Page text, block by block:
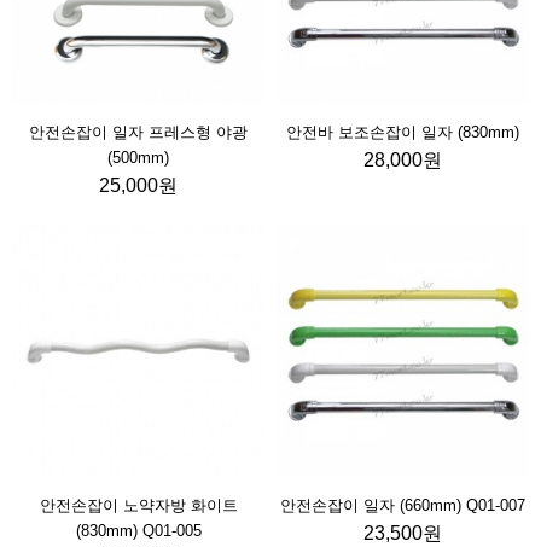
안전손잡이 일자 프레스형 야광
(500mm)
25,000원
안전바 보조손잡이 일자 (830mm)
28,000원
안전손잡이 노약자방 화이트
(830mm) Q01-005
안전손잡이 일자 (660mm) Q01-007
23,500원